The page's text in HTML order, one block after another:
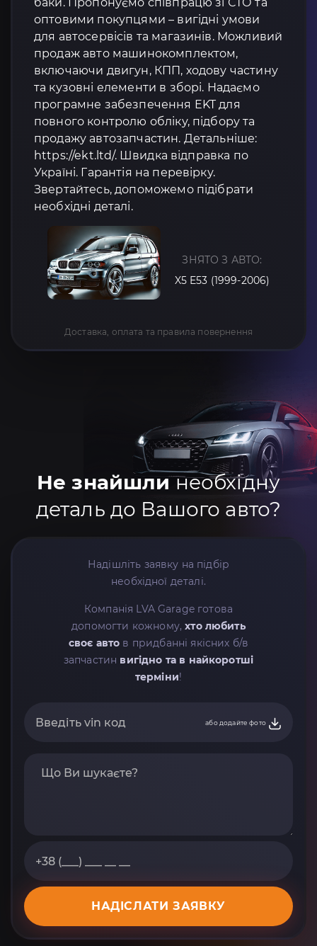
оптовими покупцями – вигідні умови
для автосервісів та магазинів. Можливий
продаж авто машинокомплектом,
включаючи двигун, КПП, ходову частину
та кузовні елементи в зборі. Надаємо
програмне забезпечення EKT для
повного контролю обліку, підбору та
продажу автозапчастин. Детальніше:
https://ekt.ltd/. Швидка відправка по
Україні. Гарантія на перевірку.
Звертайтесь, допоможемо підібрати
необхідні деталі.
ЗНЯТО З АВТО:
X5 E53 (1999-2006)
Доставка, оплата та правила повернення
Не знайшлинеобхідну
деталь до Вашого авто?
Надішліть заявку на підбір
необхідної деталі.
Компанія LVA Garage готова
допомогти кожному,хто любить
своє авто в придбанні якісних б/в
запчастин вигідно та в найкоротші
терміни!
або додайте фото
НАДІСЛАТИ ЗАЯВКУ